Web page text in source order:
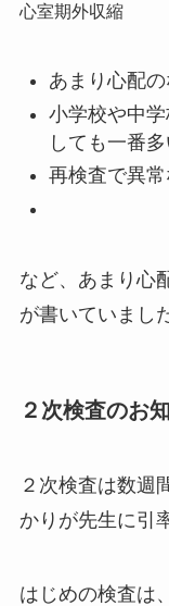
心室期外収縮
あまり心配
小学校や中
しても一番
再検査で異
など、あまり心
が書いていまし
２次検査のお
２次検査は数週
かりが先生に引
はじめの検査は